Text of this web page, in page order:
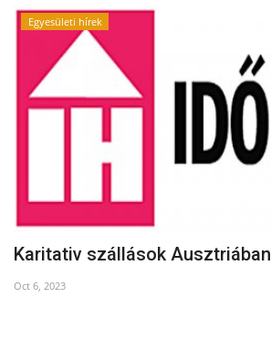
Egyesületi hírek
Karitativ szállások Ausztriában
Oct 6, 2023